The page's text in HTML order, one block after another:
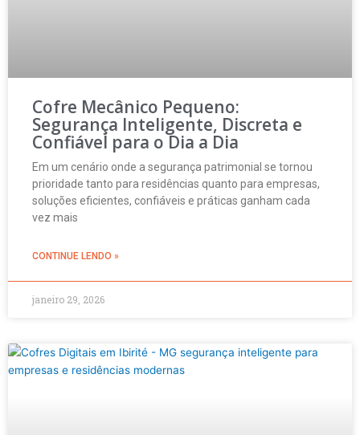
Cofre Mecânico Pequeno:
Segurança Inteligente, Discreta e
Confiável para o Dia a Dia
Em um cenário onde a segurança patrimonial se tornou
prioridade tanto para residências quanto para empresas,
soluções eficientes, confiáveis e práticas ganham cada
vez mais
CONTINUE LENDO »
janeiro 29, 2026